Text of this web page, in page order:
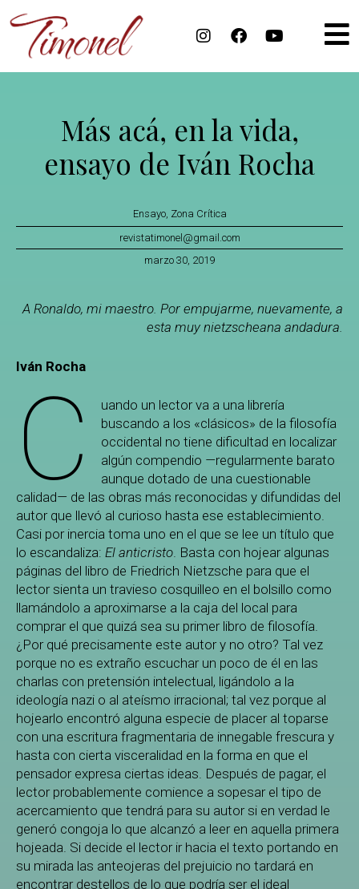
Más acá, en la vida,
ensayo de Iván Rocha
Ensayo, Zona Crítica
revistatimonel@gmail.com
marzo 30, 2019
A Ronaldo, mi maestro. Por empujarme, nuevamente, a
esta muy nietzscheana andadura.
Iván Rocha
C
uando un lector va a una librería
buscando a los «clásicos» de la filosofía
occidental no tiene dificultad en localizar
algún compendio —regularmente barato
aunque dotado de una cuestionable
calidad— de las obras más reconocidas y difundidas del
autor que llevó al curioso hasta ese establecimiento.
Casi por inercia toma uno en el que se lee un título que
lo escandaliza: El anticristo. Basta con hojear algunas
páginas del libro de Friedrich Nietzsche para que el
lector sienta un travieso cosquilleo en el bolsillo como
llamándolo a aproximarse a la caja del local para
comprar el que quizá sea su primer libro de filosofía.
¿Por qué precisamente este autor y no otro? Tal vez
porque no es extraño escuchar un poco de él en las
charlas con pretensión intelectual, ligándolo a la
ideología nazi o al ateísmo irracional; tal vez porque al
hojearlo encontró alguna especie de placer al toparse
con una escritura fragmentaria de innegable frescura y
hasta con cierta visceralidad en la forma en que el
pensador expresa ciertas ideas. Después de pagar, el
lector probablemente comience a sopesar el tipo de
acercamiento que tendrá para su autor si en verdad le
generó congoja lo que alcanzó a leer en aquella primera
hojeada. Si decide el lector ir hacia el texto portando en
su mirada las anteojeras del prejuicio no tardará en
encontrar destellos de lo que podría ser el ideal